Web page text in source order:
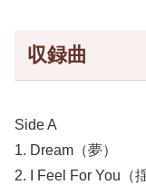
収録曲
Side A
1. Dream（夢）
2. I Feel For You（